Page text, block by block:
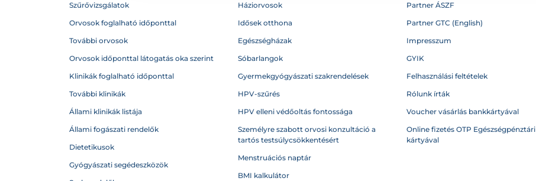
Szűrővizsgálatok
Orvosok foglalható időponttal
További orvosok
Orvosok időponttal látogatás oka szerint
Klinikák foglalható időponttal
További klinikák
Állami klinikák listája
Állami fogászati rendelők
Dietetikusok
Gyógyászati segédeszközök
Háziorvosok
Idősek otthona
Egészségházak
Sóbarlangok
Gyermekgyógyászati szakrendelések
HPV-szűrés
HPV elleni védőoltás fontossága
Személyre szabott orvosi konzultáció a
tartós testsúlycsökkentésért
Menstruációs naptár
BMI kalkulátor
Partner ÁSZF
Partner GTC (English)
Impresszum
GYIK
Felhasználási feltételek
Rólunk írták
Voucher vásárlás bankkártyával
Online fizetés OTP Egészségpénztári
kártyával